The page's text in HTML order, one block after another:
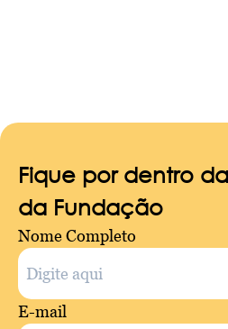
Fique por dentro
da Fundação
Nome Completo
E-mail